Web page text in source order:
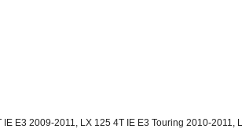
E3 2009-2011, LX 125 4T IE E3 Touring 2010-2011,